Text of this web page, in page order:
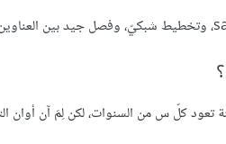
كلّ س من السنوات، لكن لِمَ آن أوان